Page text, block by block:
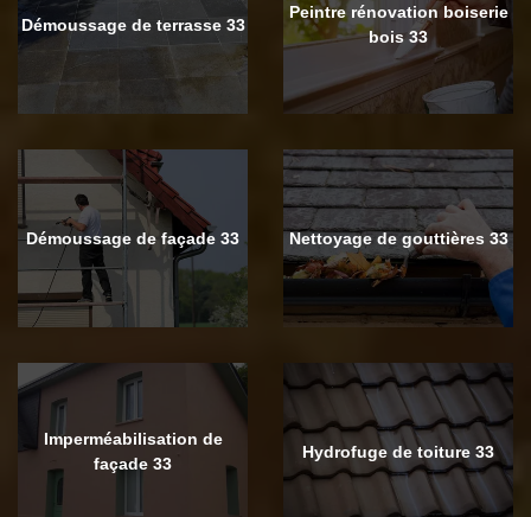
Démoussage de terrasse 33
Peintre rénovation boiserie
bois 33
Démoussage de façade 33 Nettoyage de gouttières 33
Imperméabilisation de
façade 33
Hydrofuge de toiture 33